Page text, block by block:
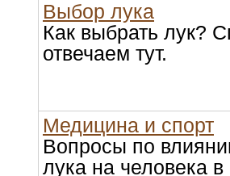
Выбор лука
Как выбрать лук?
отвечаем тут.
Медицина и спорт
Вопросы по
лука на человека